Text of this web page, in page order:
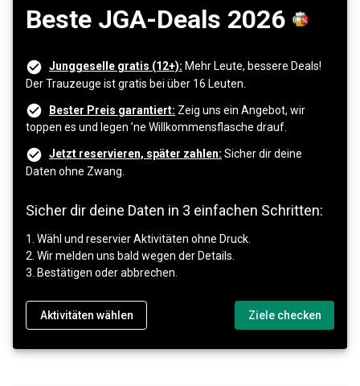
Beste JGA-Deals 2026
Junggeselle gratis (12+): Mehr Leute, bessere Deals!
Der Trauzeuge ist gratis bei über 16 Leuten.
Bester Preis garantiert: Zeig uns ein Angebot, wir
toppen es und legen ’ne Willkommensflasche drauf.
Jetzt reservieren, später zahlen: Sicher dir deine
Daten ohne Zwang.
Sicher dir deine Daten in 3 einfachen Schritten:
1. Wähl und reservier Aktivitäten ohne Druck.
2. Wir melden uns bald wegen der Details.
3. Bestätigen oder abbrechen.
Aktivitäten wählen Ziele checken